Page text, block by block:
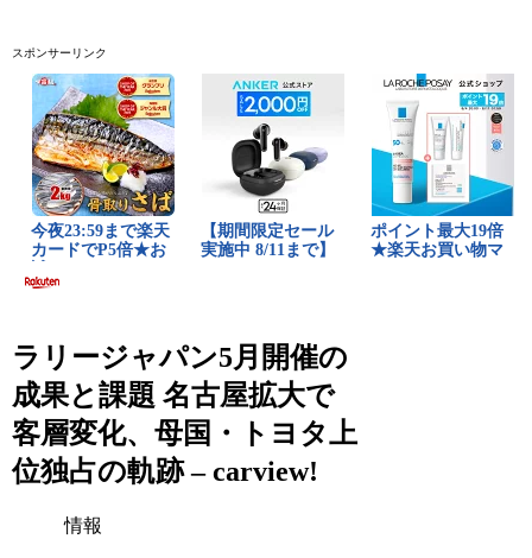
スポンサーリンク
ラリージャパン5月開催の
成果と課題 名古屋拡大で
客層変化、母国・トヨタ上
位独占の軌跡 – carview!
情報